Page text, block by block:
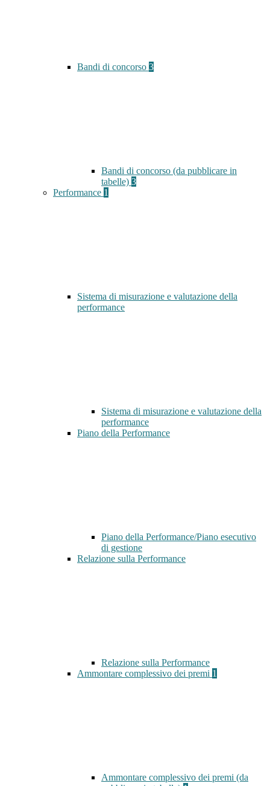
Bandi di concorso 3
Bandi di concorso (da pubblicare in
tabelle) 3
Performance 1
Sistema di misurazione e valutazione della
performance
Sistema di misurazione e valutazione della
performance
Piano della Performance
Piano della Performance/Piano esecutivo
di gestione
Relazione sulla Performance
Relazione sulla Performance
Ammontare complessivo dei premi 1
Ammontare complessivo dei premi (da